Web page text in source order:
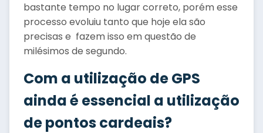
bastante tempo no lugar correto, porém esse
processo evoluiu tanto que hoje ela são
precisas e fazem isso em questão de
milésimos de segundo.
Com a utilização de GPS
ainda é essencial a utilização
de pontos cardeais?